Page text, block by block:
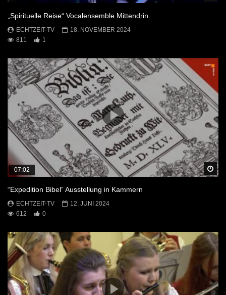
„Spirituelle Reise“ Vocalensemble Mittendrin
ECHTZEIT-TV
18. NOVEMBER 2024
811
1
07:02
“Expedition Bibel” Ausstellung in Kammern
ECHTZEIT-TV
12. JUNI 2024
612
0